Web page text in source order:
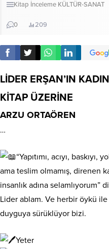
Kitap İnceleme KÜLTÜR-SANAT
0 209
LİDER ERŞAN’IN
KİTAP ÜZERİNE
ARZU ORTAÖREN
…
“Yapıtımı, acıyı,
ama teslim olmamış, direnen
insanlık adına selamlıyorum”
Lider ablam. Ve herbir öykü
duyguya sürüklüyor bizi.
Yeter